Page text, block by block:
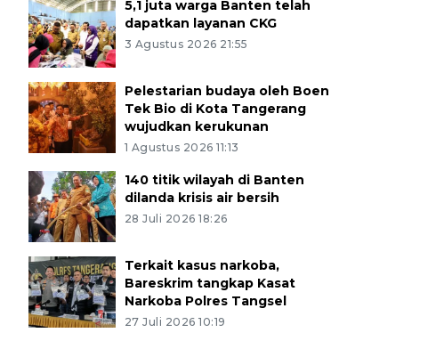
5,1 juta warga Banten telah
dapatkan layanan CKG
3 Agustus 2026 21:55
Pelestarian budaya oleh Boen
Tek Bio di Kota Tangerang
wujudkan kerukunan
1 Agustus 2026 11:13
140 titik wilayah di Banten
dilanda krisis air bersih
28 Juli 2026 18:26
Terkait kasus narkoba,
Bareskrim tangkap Kasat
Narkoba Polres Tangsel
27 Juli 2026 10:19